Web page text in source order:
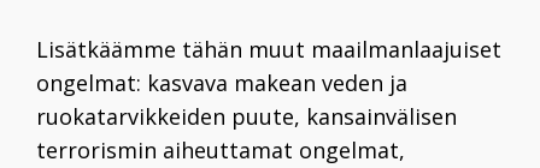
Lisätkäämme tähän muut maailmanlaajuiset
ongelmat: kasvava makean veden ja
ruokatarvikkeiden puute, kansainvälisen
terrorismin aiheuttamat ongelmat,